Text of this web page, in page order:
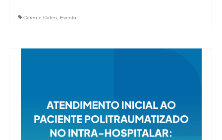
Coren e Cofen Evento